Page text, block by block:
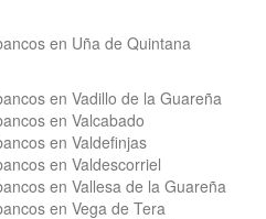
en Uña de Quintana
en Vadillo de la Guareña
en Valcabado
en Valdefinjas
en Valdescorriel
en Vallesa de la Guareña
en Vega de Tera